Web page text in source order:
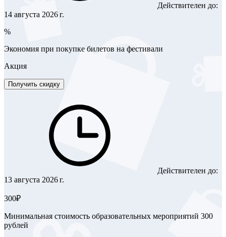
Действителен до:
14 августа 2026 г.
%
Экономия при покупке билетов на фестивали
Акция
Получить скидку
Действителен до:
13 августа 2026 г.
300₽
Минимальная стоимость образовательных мероприятий 300
рублей